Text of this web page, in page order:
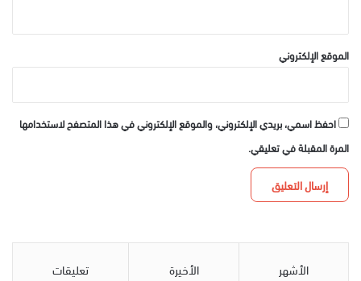
الموقع الإلكتروني
احفظ اسمي، بريدي الإلكتروني، والموقع الإلكتروني في هذا المتصفح لاستخدامها
المرة المقبلة في تعليقي.
الأشهر الأخيرة تعليقات